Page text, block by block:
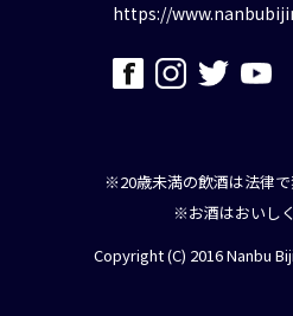
https://
※20歳未満の飲酒は法律で
※お酒はおいしく
Copyright (C) 2016 Nanbu